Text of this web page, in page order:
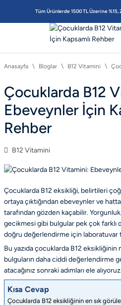
Tüm Ürünlerde 1500 TL Üzerine
Anasayfa Bloglar B12 Vitamini
Çocuklarda B12
Ebeveynler İçin
Rehber
B12 Vitamini
Çocuklarda B12 eksikliği, belirtileri
ortaya çıktığından ebeveynler ve
tarafından gözden kaçabilir.
gecikmesi gibi bulgular pek çok farklı
doğru değerlendirme için
Bu yazıda çocuklarda B12 eksikliğinin
bulguların daha ciddi değerlendirme
atacağınız sonraki adımları ele
Kısa Cevap
Çocuklarda B12 eksikliğinin en sık